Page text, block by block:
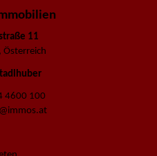
11
, Österreich
4600 100